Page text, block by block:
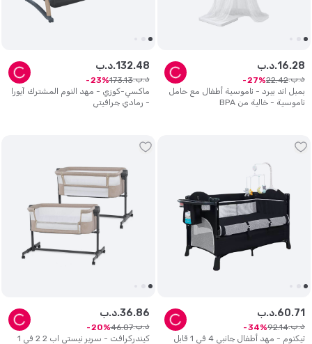
بمبل اند بيرد - ناموسية أطفال مع حامل
ناموسية - خالية من BPA
د.ب.16.28
د.ب. 22.42
27
ماكسي-كوزي - مهد النوم المشترك آيورا
- رمادي جرافيتي
د.ب.132.48
د.ب. 173.13
23
تيكنوم - مهد أطفال جانبي 4 في 1 قابل
د.ب.60.71
د.ب. 92.14
34
كيندركرافت - سرير نيستي اب 2 2 في 1
د.ب.36.86
د.ب. 46.07
20